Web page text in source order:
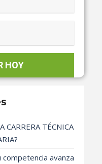
CARRERA TÉCNICA
avanza